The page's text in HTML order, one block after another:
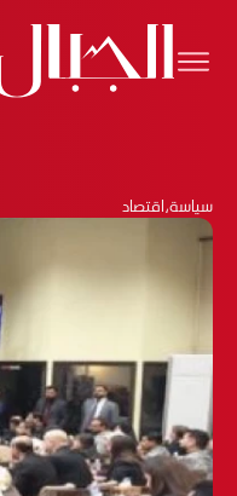
سياسة،اقتصاد